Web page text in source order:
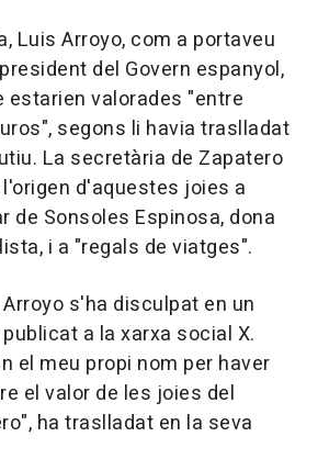
Luis Arroyo, com a portaveu
del Govern espanyol,
estarien valorades "entre
segons li havia traslladat
La secretària de Zapatero
d'aquestes joies a
de Sonsoles Espinosa, dona
i a "regals de viatges".
s'ha disculpat en un
a la xarxa social X.
el meu propi nom per haver
el valor de les joies del
ha traslladat en la seva